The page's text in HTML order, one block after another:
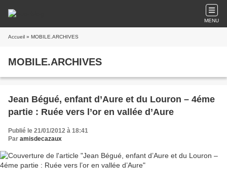
MENU
Accueil » MOBILE.ARCHIVES
MOBILE.ARCHIVES
Jean Bégué, enfant d’Aure et du Louron – 4éme
partie : Ruée vers l’or en vallée d’Aure
Publié le 21/01/2012 à 18:41
Par amisdecazaux